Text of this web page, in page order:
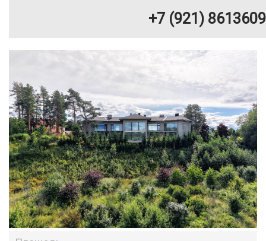
+7 (921) 8613609